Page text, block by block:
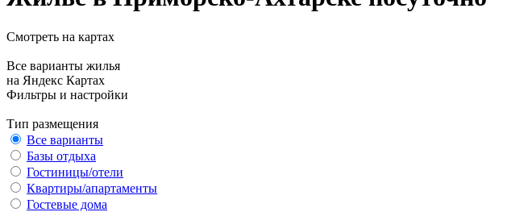
Смотреть на картах
Все варианты жилья
на Яндекс Картах
Фильтры и настройки
Тип размещения
Все варианты
Базы отдыха
Гостиницы/отели
Квартиры/апартаменты
Гостевые дома